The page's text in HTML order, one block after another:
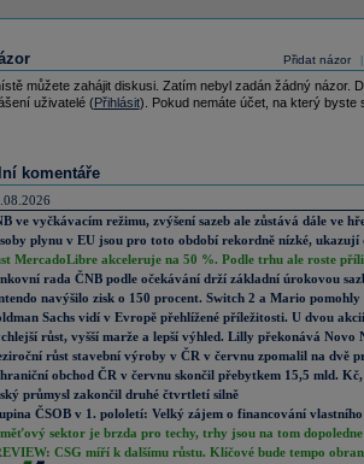
Přidat názor
můžete zahájit diskusi. Zatím nebyl zadán žádný názor.
uživatelé (Přihlásit). Pokud nemáte účet, na který byste
komentáře
ve vyčkávacím režimu, zvýšení sazeb ale zůstává dále ve
plynu v EU jsou pro toto období rekordně nízké, ukazují
MercadoLibre akceleruje na 50 %. Podle trhu ale roste
rada ČNB podle očekávání drží základní úrokovou
navýšilo zisk o 150 procent. Switch 2 a Mario
Sachs vidí v Evropě přehlížené příležitosti. U dvou
růst, vyšší marže a lepší výhled. Lilly překonává Novo
růst stavební výroby v ČR v červnu zpomalil na dvě
obchod ČR v červnu skončil přebytkem 15,5 mld. Kč,
průmysl zakončil druhé čtvrtletí silně
ČSOB v 1. pololetí: Velký zájem o financování
sektor je brzda pro techy, trhy jsou na tom dopoledne
CSG míří k dalšímu růstu. Klíčové bude tempo